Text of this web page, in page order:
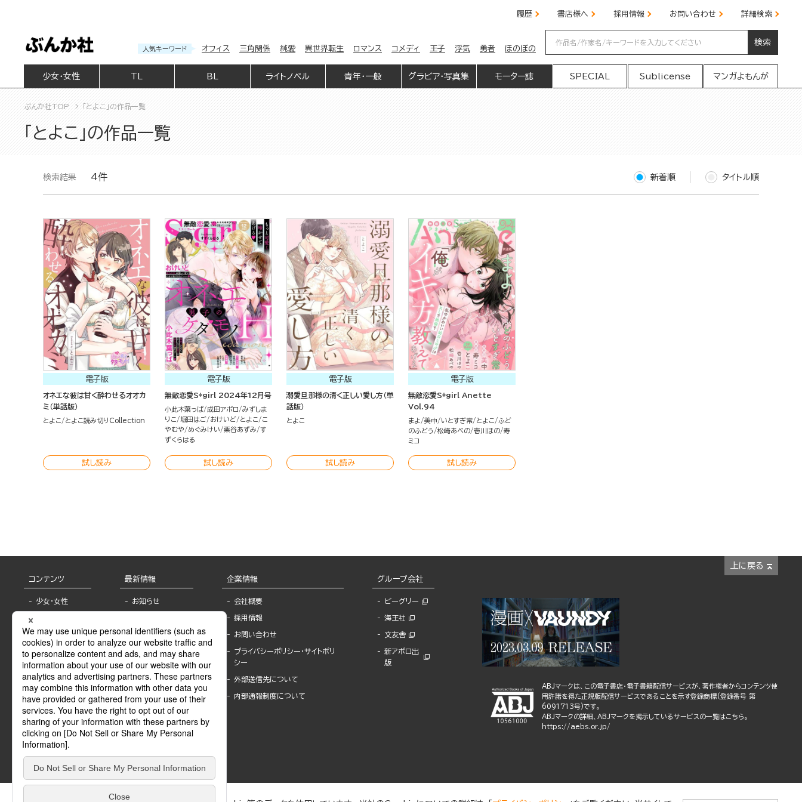
履歴 書店様へ 採用情報 お問い合わせ 詳細検索
人気キーワード オフィス 三角関係 純愛 異世界転生 ロマンス コメディ 王子 浮気 勇者 ほのぼの
検索
少女・女性 BL ライトノベル 青年・一般 グラビア・写真集 モーター誌 SPECIAL Sublicense マンガよもんが
ぶんか社TOP 「とよこ」の作品一覧
「とよこ」の作品一覧
検索結果 4件 新着順 タイトル順
電子版
オネエな彼は甘く酔わせるオオカ
ミ（単話版）
とよこ とよこ読み切りCollection
試し読み
電子版
無敵恋愛S*girl 2024年12月号
小此木葉っぱ 成田アポロ
みずしま
りこ
堀田はご おけいど とよこ
こ
やむや
めぐみけい 栗谷あずみ
す
ずくらはる
試し読み
電子版
溺愛旦那様の清く正しい愛し方（単
話版）
とよこ
試し読み
電子版
無敵恋愛S*girl Anette
Vol.94
まよ 美中 いとすぎ常 とよこ
ふど
のふどう
松崎あべの 壱川ほの 寿
ミコ
試し読み
上に戻る
コンテンツ
少女・女性
BL
ライトノベル
青年・一般
グラビア・写真
モーター誌
SPECIAL
Sublicense
最新情報
お知らせ
報
書店様へ
海外ライセンシー
公式SNSアカウ
ント
作家一覧
Keyword list
Author list
企業情報
会社概要
採用情報
お問い合わせ
プライバシーポリシー・サイトポリ
シー
外部送信先について
内部通報制度について
グループ会社
ビーグリー
海王社
文友舎
新アポロ出
版
ABJマークは、この電子書店・電子書籍配信サービスが、著作権者からコンテンツ使
用許諾を得た正規版配信サービスであることを示す登録商標(登録番号 第
6091713号)です。
ABJマークの詳細、ABJマークを掲示しているサービスの一覧はこちら。
https://aebs.or.jp/